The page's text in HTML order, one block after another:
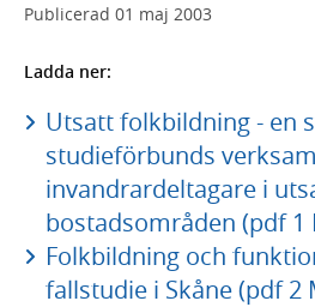
Publicerad 01 maj 2003
Ladda ner:
Utsatt folkbildning - en
studieförbunds
invandrardeltagare i
bostadsområden (pdf 1
Folkbildning och
fallstudie i Skåne (pdf 2